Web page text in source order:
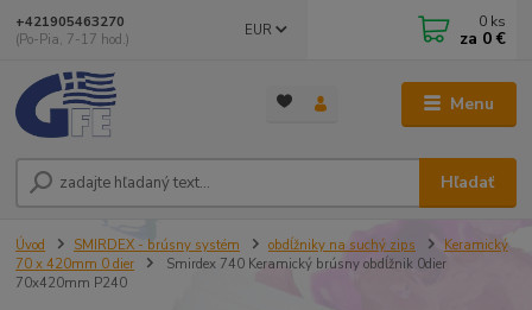
Menu
EUR
Hľadať
+421905463270
(Po-Pia, 7-17 hod.)
0 ks
za 0 €
Úvod SMIRDEX - brúsny systém obdĺžniky na suchý zips
Keramický
70 x 420mm 0 dier
Smirdex 740 Keramický brúsny obdĺžnik 0dier
70x420mm P240